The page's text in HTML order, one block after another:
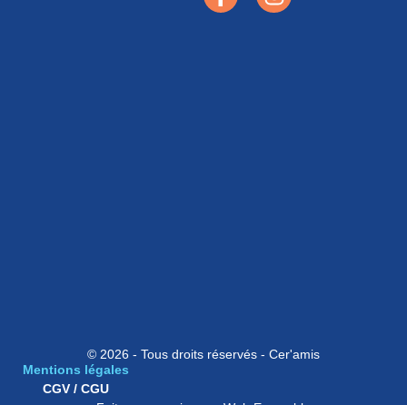
© 2026 - Tous droits réservés - Cer'amis
Mentions légales
CGV / CGU